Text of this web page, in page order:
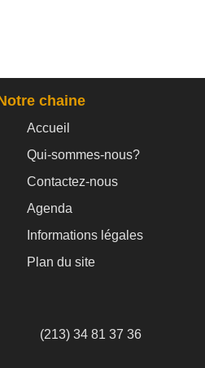
chaine
Accueil
Qui-sommes-nous?
Contactez-nous
Agenda
Informations légales
Plan du site
(213) 34 81 37 36